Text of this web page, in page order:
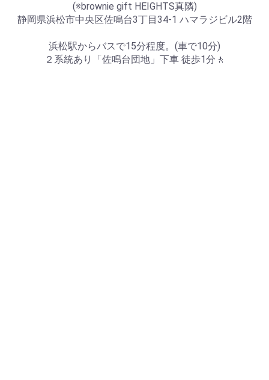
(※brownie gift HEIGHTS真隣)
静岡県浜松市中央区佐鳴台3丁目34-1 ハマラジビル2階
浜松駅からバスで15分程度。(車で10分)
２系統あり「佐鳴台団地」下車 徒歩1分🚶